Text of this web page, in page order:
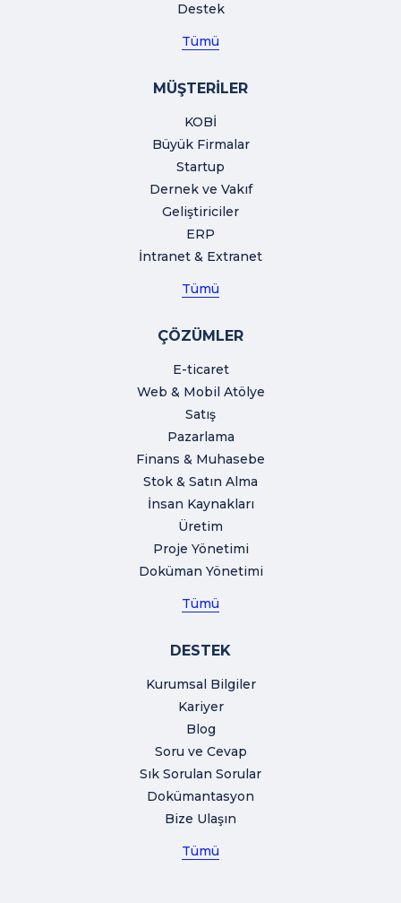
Destek
Tümü
MÜŞTERİLER
KOBİ
Büyük Firmalar
Startup
Dernek ve Vakıf
Geliştiriciler
ERP
İntranet & Extranet
Tümü
ÇÖZÜMLER
E-ticaret
Web & Mobil Atölye
Satış
Pazarlama
Finans & Muhasebe
Stok & Satın Alma
İnsan Kaynakları
Üretim
Proje Yönetimi
Doküman Yönetimi
Tümü
DESTEK
Kurumsal Bilgiler
Kariyer
Blog
Soru ve Cevap
Sık Sorulan Sorular
Dokümantasyon
Bize Ulaşın
Tümü